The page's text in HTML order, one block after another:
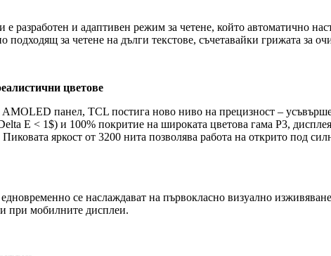
разработен и адаптивен режим за четене, който автоматично
за четене на дълги текстове, съчетавайки грижата за
цветове
панел, TCL постига ново ниво на прецизност –
E < 1$) и 100% покритие на широката цветова гама P3,
яркост от 3200 нита позволява работа на открито под
се наслаждават на първокласно визуално
при мобилните дисплеи.